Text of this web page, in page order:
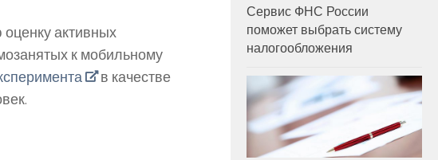
активных
к мобильному
в качестве
Сервис ФНС России
поможет выбрать систему
налогообложения